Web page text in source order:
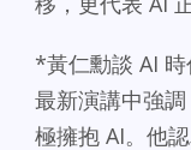
*黃仁勳談 AI
最新演講中強
極擁抱 AI。他